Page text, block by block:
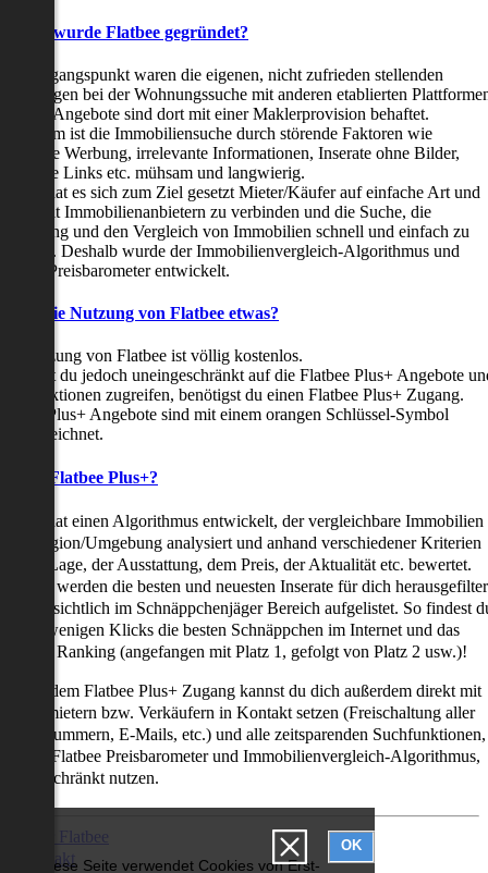
Diese Seite verwendet Cookies von Erst-
OK
wurde Flatbee gegründet?
Ausgangspunkt waren die eigenen, nicht zufrieden stellenden
bei der Wohnungssuche mit anderen etablierten
alle Angebote sind dort mit einer Maklerprovision behaftet.
ist die Immobiliensuche durch störende Faktoren wie
Werbung, irrelevante Informationen, Inserate ohne Bilder,
Links etc. mühsam und langwierig.
hat es sich zum Ziel gesetzt Mieter/Käufer auf einfache Art und
mit Immobilienanbietern zu verbinden und die Suche, die
und den Vergleich von Immobilien schnell und einfach zu
Deshalb wurde der Immobilienvergleich-Algorithmus und
Preisbarometer entwickelt.
die Nutzung von Flatbee etwas?
Nutzung von Flatbee ist völlig kostenlos.
du jedoch uneingeschränkt auf die Flatbee Plus+ Angebote
zugreifen, benötigst du einen Flatbee Plus+ Zugang.
Plus+ Angebote sind mit einem orangen Schlüssel-Symbol
ist Flatbee Plus+?
hat einen Algorithmus entwickelt, der vergleichbare Immobilien
Region/Umgebung analysiert und anhand verschiedener Kriterien
der Lage, der Ausstattung, dem Preis, der Aktualität etc. bewertet.
werden die besten und neuesten Inserate für dich
übersichtlich im Schnäppchenjäger Bereich aufgelistet. So findest
nur wenigen Klicks die besten Schnäppchen im Internet und das
als Ranking (angefangen mit Platz 1, gefolgt von Platz 2 usw.)!
mit dem Flatbee Plus+ Zugang kannst du dich außerdem direkt mit
Vermietern bzw. Verkäufern in Kontakt setzen (Freischaltung aller
E-Mails, etc.) und alle zeitsparenden Suchfunktionen,
den Flatbee Preisbarometer und Immobilienvergleich-Algorithmus,
nutzen.
Über Flatbee
Kontakt